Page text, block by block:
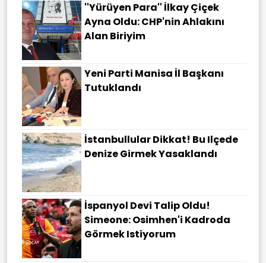
''Yürüyen Para'' İlkay Çiçek
Ayna Oldu: CHP'nin Ahlakını
Alan Biriyim
Yeni Parti Manisa İl Başkanı
Tutuklandı
İstanbullular Dikkat! Bu Ilçede
Denize Girmek Yasaklandı
İspanyol Devi Talip Oldu!
Simeone: Osimhen'i Kadroda
Görmek Istiyorum